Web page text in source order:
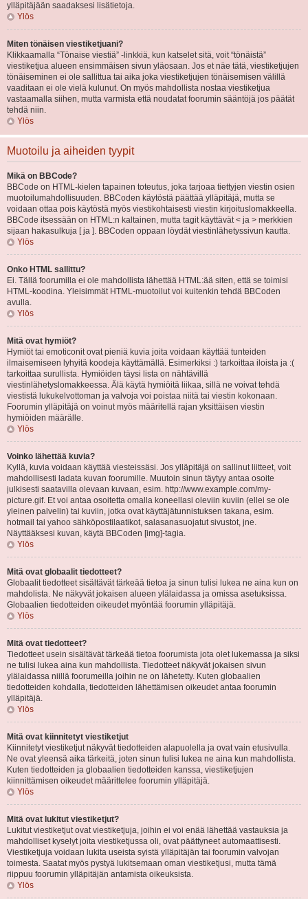
ylläpitäjään saadaksesi lisätietoja.
Ylös
Miten tönäisen viestiketjuani?
Klikkaamalla “Tönaise viestiä” -linkkiä, kun katselet sitä, voit “tönäistä”
viestiketjua alueen ensimmäisen sivun yläosaan. Jos et näe tätä, viestiketjujen
tönäiseminen ei ole sallittua tai aika joka viestiketjujen tönäisemisen välillä
vaaditaan ei ole vielä kulunut. On myös mahdollista nostaa viestiketjua
vastaamalla siihen, mutta varmista että noudatat foorumin sääntöjä jos päätät
tehdä niin.
Ylös
Muotoilu ja aiheiden tyypit
Mikä on BBCode?
BBCode on HTML-kielen tapainen toteutus, joka tarjoaa tiettyjen viestin osien
muotoilumahdollisuuden. BBCoden käytöstä päättää ylläpitäjä, mutta se
voidaan ottaa pois käytöstä myös viestikohtaisesti viestin kirjoituslomakkeella.
BBCode itsessään on HTML:n kaltainen, mutta tagit käyttävät < ja > merkkien
sijaan hakasulkuja [ ja ]. BBCoden oppaan löydät viestinlähetyssivun kautta.
Ylös
Onko HTML sallittu?
Ei. Tällä foorumilla ei ole mahdollista lähettää HTML:ää siten, että se toimisi
HTML-koodina. Yleisimmät HTML-muotoilut voi kuitenkin tehdä BBCoden
avulla.
Ylös
Mitä ovat hymiöt?
Hymiöt tai emoticonit ovat pieniä kuvia joita voidaan käyttää tunteiden
ilmaisemiseen lyhyitä koodeja käyttämällä. Esimerkiksi :) tarkoittaa iloista ja :(
tarkoittaa surullista. Hymiöiden täysi lista on nähtävillä
viestinlähetyslomakkeessa. Älä käytä hymiöitä liikaa, sillä ne voivat tehdä
viestistä lukukelvottoman ja valvoja voi poistaa niitä tai viestin kokonaan.
Foorumin ylläpitäjä on voinut myös määritellä rajan yksittäisen viestin
hymiöiden määrälle.
Ylös
Voinko lähettää kuvia?
Kyllä, kuvia voidaan käyttää viesteissäsi. Jos ylläpitäjä on sallinut liitteet, voit
mahdollisesti ladata kuvan foorumille. Muutoin sinun täytyy antaa osoite
julkisesti saatavilla olevaan kuvaan, esim. http://www.example.com/my-
picture.gif. Et voi antaa osoitetta omalla koneellasi oleviin kuviin (ellei se ole
yleinen palvelin) tai kuviin, jotka ovat käyttäjätunnistuksen takana, esim.
hotmail tai yahoo sähköpostilaatikot, salasanasuojatut sivustot, jne.
Näyttääksesi kuvan, käytä BBCoden [img]-tagia.
Ylös
Mitä ovat globaalit tiedotteet?
Globaalit tiedotteet sisältävät tärkeää tietoa ja sinun tulisi lukea ne aina kun on
mahdolista. Ne näkyvät jokaisen alueen ylälaidassa ja omissa asetuksissa.
Globaalien tiedotteiden oikeudet myöntää foorumin ylläpitäjä.
Ylös
Mitä ovat tiedotteet?
Tiedotteet usein sisältävät tärkeää tietoa foorumista jota olet lukemassa ja siksi
ne tulisi lukea aina kun mahdollista. Tiedotteet näkyvät jokaisen sivun
ylälaidassa niillä foorumeilla joihin ne on lähetetty. Kuten globaalien
tiedotteiden kohdalla, tiedotteiden lähettämisen oikeudet antaa foorumin
ylläpitäjä.
Ylös
Mitä ovat kiinnitetyt viestiketjut
Kiinnitetyt viestiketjut näkyvät tiedotteiden alapuolella ja ovat vain etusivulla.
Ne ovat yleensä aika tärkeitä, joten sinun tulisi lukea ne aina kun mahdollista.
Kuten tiedotteiden ja globaalien tiedotteiden kanssa, viestiketjujen
kiinnittämisen oikeudet määrittelee foorumin ylläpitäjä.
Ylös
Mitä ovat lukitut viestiketjut?
Lukitut viestiketjut ovat viestiketjuja, joihin ei voi enää lähettää vastauksia ja
mahdolliset kyselyt joita viestiketjussa oli, ovat päättyneet automaattisesti.
Viestiketjuja voidaan lukita useista syistä ylläpitäjän tai foorumin valvojan
toimesta. Saatat myös pystyä lukitsemaan oman viestiketjusi, mutta tämä
riippuu foorumin ylläpitäjän antamista oikeuksista.
Ylös